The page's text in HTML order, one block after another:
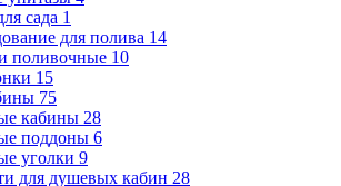
сада 1
для полива 14
поливочные 10
15
75
кабины 28
поддоны 6
уголки 9
для душевых кабин 28